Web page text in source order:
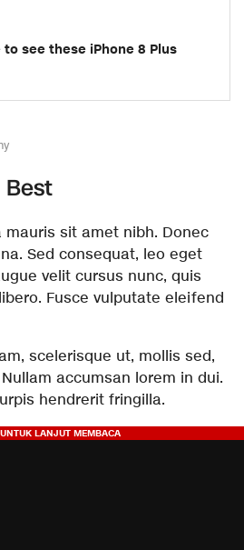
to see these iPhone 8 Plus
mauris sit amet nibh. Donec
Sed consequat, leo eget
velit cursus nunc, quis
Fusce vulputate eleifend
scelerisque ut, mollis sed,
accumsan lorem in dui.
hendrerit fringilla.